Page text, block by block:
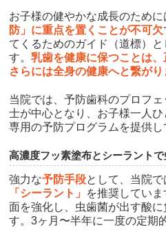
お子様の健やかな成長のために
防」に重点を置くことが不可欠
てくるためのガイド（道標）
す。乳歯を健康に保つことは、
さらには全身の健康へと繋がり
当院では、予防歯科のプロフ
士が中心となり、お子様一人
専用の予防プログラムを提供し
高濃度フッ素塗布とシーラント
強力な予防手段として、当院で
「シーラント」 を推奨してい
面を強化し、虫歯菌が出す酸
す。3ヶ月〜半年に一度の定期